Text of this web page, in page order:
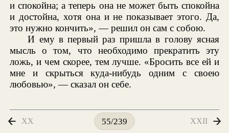
и спокойна; а теперь она не может быть спокойна
и достойна, хотя она и не показывает этого. Да,
это нужно кончить», — решил он сам с собою.
И ему в первый раз пришла в голову ясная
мысль о том, что необходимо прекратить эту
ложь, и чем скорее, тем лучше. «Бросить все ей и
мне и скрыться куда-нибудь одним с своею
любовью», — сказал он себе.
XX 55/239 XXII